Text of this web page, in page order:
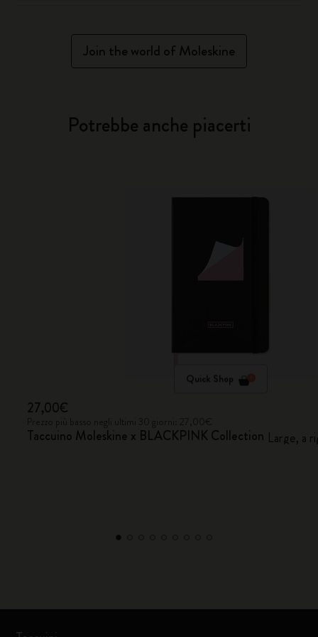
Join the world of Moleskine
Potrebbe anche piacerti
Quick Shop
27,00€
Taccuino Moleskine x BLACKPINK Collection Large, a